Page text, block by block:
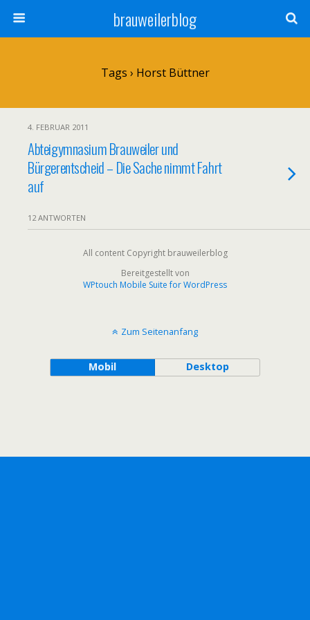
brauweilerblog
Tags › Horst Büttner
4. FEBRUAR 2011
Abteigymnasium Brauweiler und
Bürgerentscheid – Die Sache nimmt Fahrt
auf
12 ANTWORTEN
All content Copyright brauweilerblog
Bereitgestellt von
WPtouch Mobile Suite for WordPress
Zum Seitenanfang
Mobil Desktop